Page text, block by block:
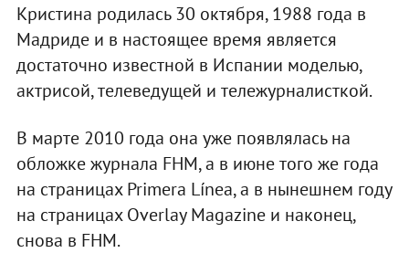
Кристина родилась 30 октября, 1988 года в
Мадриде и в настоящее время является
достаточно известной в Испании моделью,
актрисой, телеведущей и тележурналисткой.
В марте 2010 года она уже появлялась на
обложке журнала FHM, а в июне того же года
на страницах Primera Línea, а в нынешнем году
на страницах Overlay Magazine и наконец,
снова в FHM.